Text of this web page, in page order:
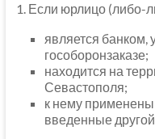
1. Если юрлицо (либо-
является банком,
гособоронзаказе;
находится на
Севастополя;
к нему
введенные